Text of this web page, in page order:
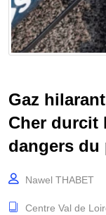
Gaz
Cher durcit
dangers du
Nawel THABET
Centre Val de